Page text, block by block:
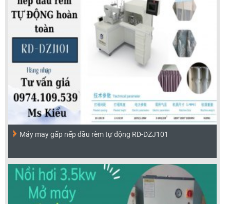
Máy may gấp nếp đầu rèm tự động RD-DZJ101